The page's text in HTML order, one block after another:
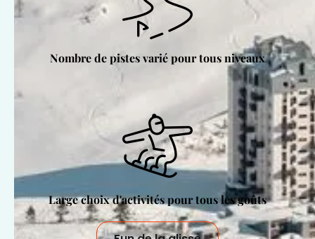
Nombre de pistes varié pour tous niveaux
Large choix d'activités pour tous les goûts